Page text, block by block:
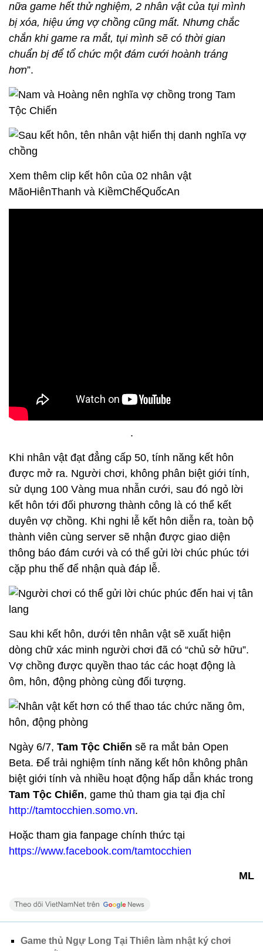
nữa game hết thử nghiệm, 2 nhân vật của tụi mình
bị xóa, hiệu ứng vợ chồng cũng mất. Nhưng chắc
chắn khi game ra mắt, tụi mình sẽ có thời gian
chuẩn bị để tổ chức một đám cưới hoành tráng
hơn”.
Xem thêm clip kết hôn của 02 nhân vật
MãoHiênThanh và KiềmChếQuốcAn
.
Khi nhân vật đạt đẳng cấp 50, tính năng kết hôn
được mở ra. Người chơi, không phân biệt giới tính,
sử dụng 100 Vàng mua nhẫn cưới, sau đó ngỏ lời
kết hôn tới đối phương thành công là có thể kết
duyên vợ chồng. Khi nghi lễ kết hôn diễn ra, toàn bộ
thành viên cùng server sẽ nhận được giao diện
thông báo đám cưới và có thể gửi lời chúc phúc tới
cặp phu thế để nhận quà đáp lễ.
Sau khi kết hôn, dưới tên nhân vật sẽ xuất hiện
dòng chữ xác minh người chơi đã có “chủ sở hữu”.
Vợ chồng được quyền thao tác các hoạt động là
ôm, hôn, động phòng cùng đối tượng.
Ngày 6/7, Tam Tộc Chiến sẽ ra mắt bản Open
Beta. Để trải nghiệm tính năng kết hôn không phân
biệt giới tính và nhiều hoạt động hấp dẫn khác trong
Tam Tộc Chiến, game thủ tham gia tại địa chỉ
http://tamtocchien.somo.vn.
Hoặc tham gia fanpage chính thức tại
https://www.facebook.com/tamtocchien
ML
Game thủ Ngự Long Tại Thiên làm nhật ký chơi